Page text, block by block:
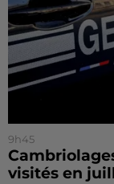
9h45
visités en